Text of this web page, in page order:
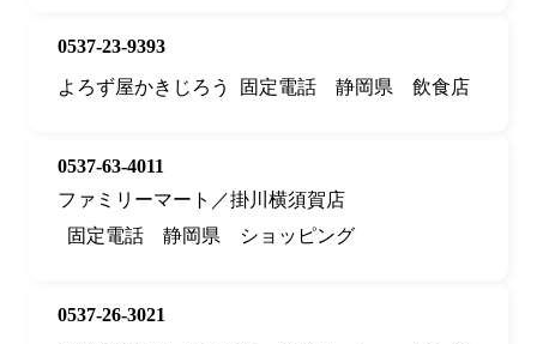
0537-23-9393
よろず屋かきじろう
固定電話 静岡県 飲食店
0537-63-4011
ファミリーマート／掛川横須賀店
固定電話
静岡県 ショッピング
0537-26-3021